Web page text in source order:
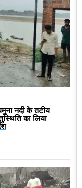
नदी के तटीय
का लिया